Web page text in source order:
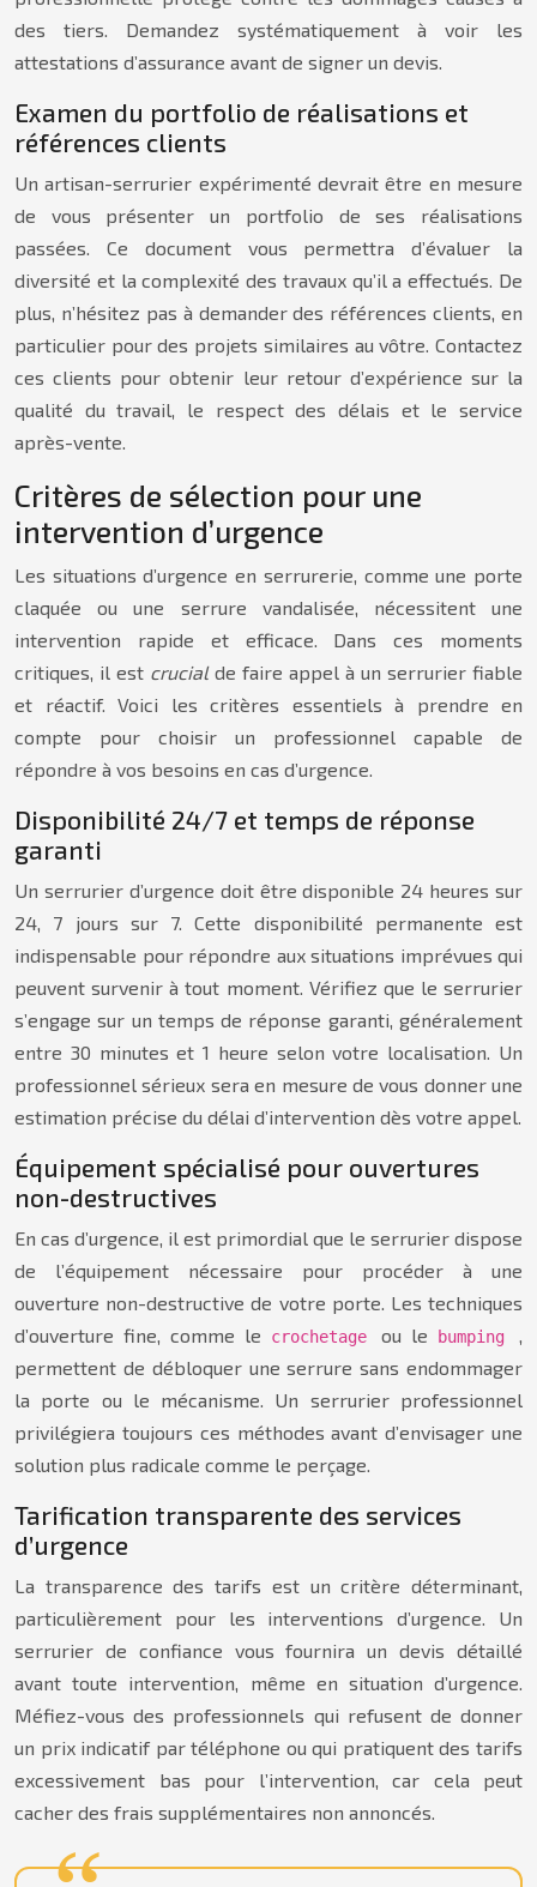
des tiers. Demandez systématiquement à voir les
attestations d’assurance avant de signer un devis.
Examen du portfolio de réalisations et
références clients
Un artisan-serrurier expérimenté devrait être en mesure
de vous présenter un portfolio de ses réalisations
passées. Ce document vous permettra d’évaluer la
diversité et la complexité des travaux qu’il a effectués. De
plus, n’hésitez pas à demander des références clients, en
particulier pour des projets similaires au vôtre. Contactez
ces clients pour obtenir leur retour d’expérience sur la
qualité du travail, le respect des délais et le service
après-vente.
Critères de sélection pour une
intervention d’urgence
Les situations d’urgence en serrurerie, comme une porte
claquée ou une serrure vandalisée, nécessitent une
intervention rapide et efficace. Dans ces moments
critiques, il est crucial de faire appel à un serrurier fiable
et réactif. Voici les critères essentiels à prendre en
compte pour choisir un professionnel capable de
répondre à vos besoins en cas d’urgence.
Disponibilité 24/7 et temps de réponse
garanti
Un serrurier d’urgence doit être disponible 24 heures sur
24, 7 jours sur 7. Cette disponibilité permanente est
indispensable pour répondre aux situations imprévues qui
peuvent survenir à tout moment. Vérifiez que le serrurier
s’engage sur un temps de réponse garanti, généralement
entre 30 minutes et 1 heure selon votre localisation. Un
professionnel sérieux sera en mesure de vous donner une
estimation précise du délai d’intervention dès votre appel.
Équipement spécialisé pour ouvertures
non-destructives
En cas d’urgence, il est primordial que le serrurier dispose
de l’équipement nécessaire pour procéder à une
ouverture non-destructive de votre porte. Les techniques
d’ouverture fine, comme le
crochetage ou le bumping ,
permettent de débloquer une serrure sans endommager
la porte ou le mécanisme. Un serrurier professionnel
privilégiera toujours ces méthodes avant d’envisager une
solution plus radicale comme le perçage.
Tarification transparente des services
d’urgence
La transparence des tarifs est un critère déterminant,
particulièrement pour les interventions d’urgence. Un
serrurier de confiance vous fournira un devis détaillé
avant toute intervention, même en situation d’urgence.
Méfiez-vous des professionnels qui refusent de donner
un prix indicatif par téléphone ou qui pratiquent des tarifs
excessivement bas pour l’intervention, car cela peut
cacher des frais supplémentaires non annoncés.